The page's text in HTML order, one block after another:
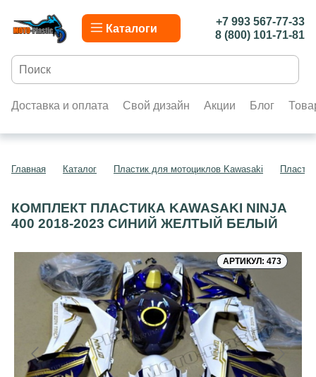
Каталоги
+7 993 567-77-33
8 (800) 101-71-81
Доставка и оплата Свой дизайн Акции Блог
Главная Каталог Пластик для мотоциклов Kawasaki
КОМПЛЕКТ ПЛАСТИКА KAWASAKI NINJA
400 2018-2023 СИНИЙ ЖЕЛТЫЙ БЕЛЫЙ
АРТИКУЛ: 473